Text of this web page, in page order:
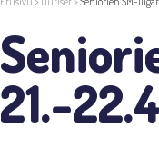
21.-